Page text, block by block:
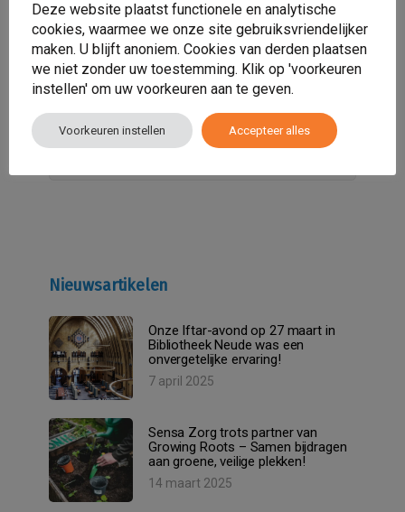
diens Privacy en Cookie Beleid. Ik kan
deze toestemming op ieder gewenst
moment intrekken.
Nieuwsartikelen
Onze Iftar-avond op 27 maart in
Bibliotheek Neude was een
onvergetelijke ervaring!
7 april 2025
Sensa Zorg trots partner van
Growing Roots – Samen bijdragen
aan groene, veilige plekken!
14 maart 2025
Deze website plaatst functionele en analytische
cookies, waarmee we onze site gebruiksvriendelijker
maken. U blijft anoniem. Cookies van derden plaatsen
we niet zonder uw toestemming. Klik op 'voorkeuren
instellen' om uw voorkeuren aan te geven.
Voorkeuren instellen Accepteer alles